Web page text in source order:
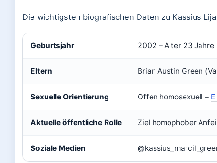
Die wichtigsten biografischen Daten zu Kassius
Geburtsjahr 2002 – Alter 23
Eltern Brian Austin Green
Sexuelle Orientierung Offen homosexuell –
Aktuelle öffentliche Rolle Ziel homophober
Soziale Medien